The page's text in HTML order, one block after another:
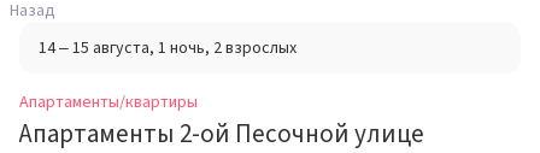
Назад
14 – 15 августа, 1 ночь, 2 взрослых
Апартаменты/квартиры
Апартаменты 2-ой Песочной улице